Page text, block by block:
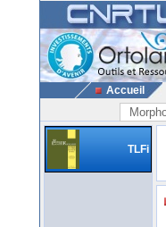
Accueil
TLFi